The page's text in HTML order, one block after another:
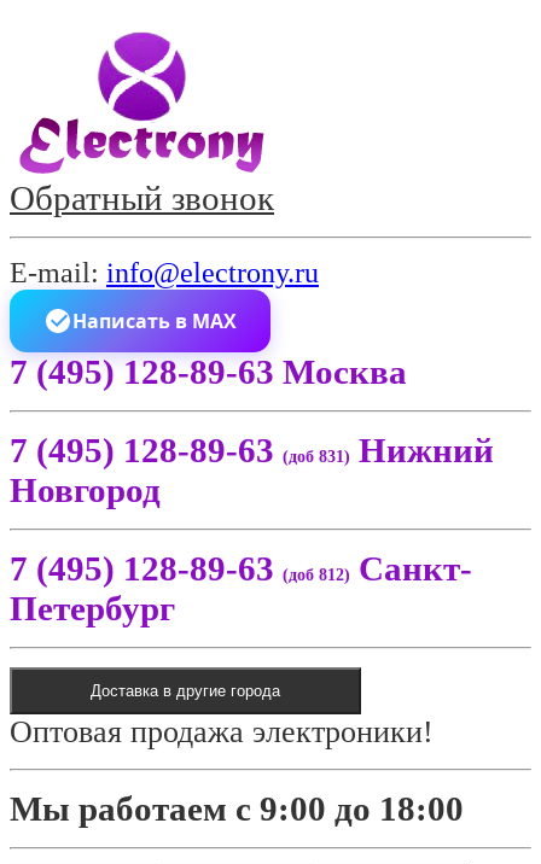
Обратный звонок
E-mail: info@electrony.ru
Написать в MAX
7 (495) 128-89-63 Москва
7 (495) 128-89-63 (доб 831) Нижний
Новгород
7 (495) 128-89-63 (доб 812) Санкт-
Петербург
Доставка в другие города
Оптовая продажа электроники!
Мы работаем с 9:00 до 18:00